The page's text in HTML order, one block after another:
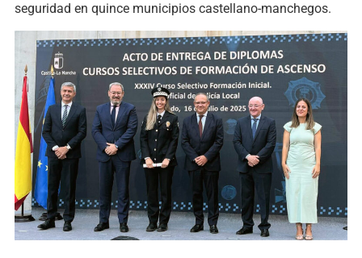
seguridad en quince municipios castellano-manchegos.